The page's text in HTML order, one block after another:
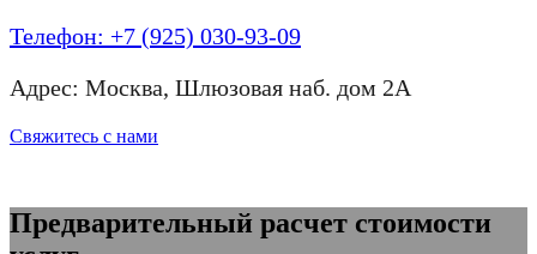
Телефон: +7 (925) 030-93-09
Адрес: Москва, Шлюзовая наб. дом 2А
Свяжитесь с нами
Предварительный расчет стоимости